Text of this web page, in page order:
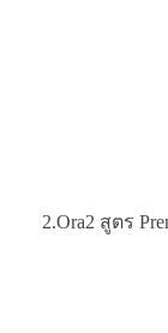
2.Ora2 สูตร